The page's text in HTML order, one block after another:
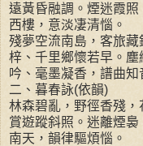
遠黃昏融調。煙迷霞
西樓，意淡凄清惱。
殘夢空流南島，客旅
梓、千里鄉懷若早。
吟、毫墨凝香，譜曲知
二、暮春詠(依韻)
林森碧亂，野徑香殘
賞遊蹤斜照。迷離煙
南天，韻律驅煩惱。